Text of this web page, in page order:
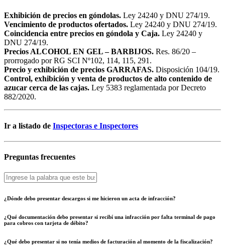
Exhibición de precios en góndolas. Ley 24240 y DNU 274/19.
Vencimiento de productos ofertados. Ley 24240 y DNU 274/19.
Coincidencia entre precios en góndola y Caja. Ley 24240 y
DNU 274/19.
Precios ALCOHOL EN GEL – BARBIJOS. Res. 86/20 –
prorrogado por RG SCI Nº102, 114, 115, 291.
Precio y exhibición de precios GARRAFAS. Disposición 104/19.
Control, exhibición y venta de productos de alto contenido de
azucar cerca de las cajas. Ley 5383 reglamentada por Decreto
882/2020.
Ir a listado de Inspectoras e Inspectores
Preguntas frecuentes
¿Dónde debo presentar descargos si me hicieron un acta de infracción?
¿Qué documentación debo presentar si recibí una infracción por falta terminal de pago
para cobros con tarjeta de débito?
¿Qué debo presentar si no tenía medios de facturación al momento de la fiscalización?